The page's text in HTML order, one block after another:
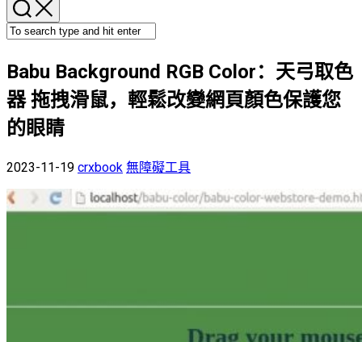
Babu Background RGB Color：天弓取色
器 拖拽滑鼠，輕鬆改變網頁顏色保護您
的眼睛
2023-11-19 crxbook 無障礙工具